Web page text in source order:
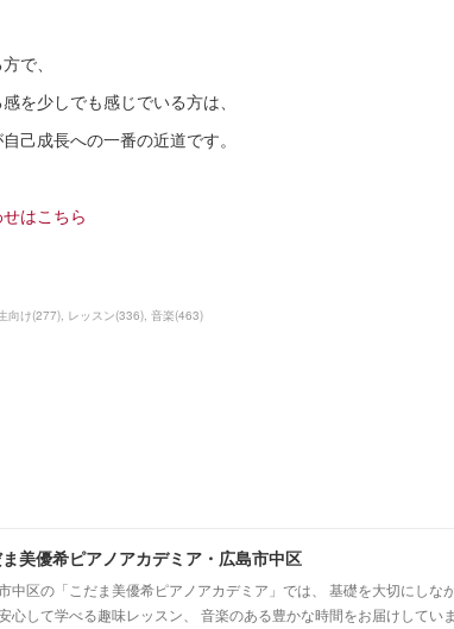
で、
を少しでも感じでいる方は、
己成長への一番の近道です。
はこちら
向け(277) レッスン(336) 音楽(463)
美優希ピアノアカデミア・広島市中区
中区の「こだま美優希ピアノアカデミア」では、 基礎を大切にし
心して学べる趣味レッスン、 音楽のある豊かな時間をお届けしてい